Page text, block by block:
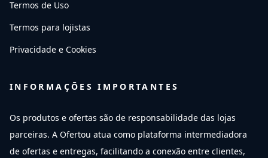
Termos de Uso
Termos para lojistas
Privacidade e Cookies
INFORMAÇÕES IMPORTANTES
Os produtos e ofertas são de responsabilidade das lojas
parceiras. A Ofertou atua como plataforma intermediadora
de ofertas e entregas, facilitando a conexão entre clientes,